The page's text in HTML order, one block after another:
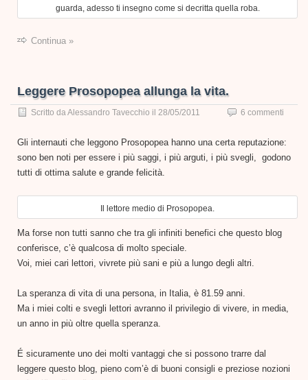
guarda, adesso ti insegno come si decritta quella roba.
Continua »
Leggere Prosopopea allunga la vita.
Scritto da Alessandro Tavecchio il 28/05/2011 6 commenti
Gli internauti che leggono Prosopopea hanno una certa reputazione:
sono ben noti per essere i più saggi, i più arguti, i più svegli, godono
tutti di ottima salute e grande felicità.
Il lettore medio di Prosopopea.
Ma forse non tutti sanno che tra gli infiniti benefici che questo blog
conferisce, c’è qualcosa di molto speciale.
Voi, miei cari lettori, vivrete più sani e più a lungo degli altri.
La speranza di vita di una persona, in Italia, è 81.59 anni.
Ma i miei colti e svegli lettori avranno il privilegio di vivere, in media,
un anno in più oltre quella speranza.
É sicuramente uno dei molti vantaggi che si possono trarre dal
leggere questo blog, pieno com’è di buoni consigli e preziose nozioni